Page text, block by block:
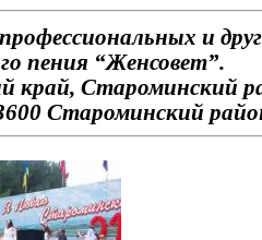
и
пения “Женсовет”.
край, Староминский
Староминский